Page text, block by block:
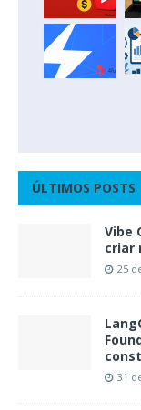
ÚLTIMOS POSTS
Vibe
criar
25
31